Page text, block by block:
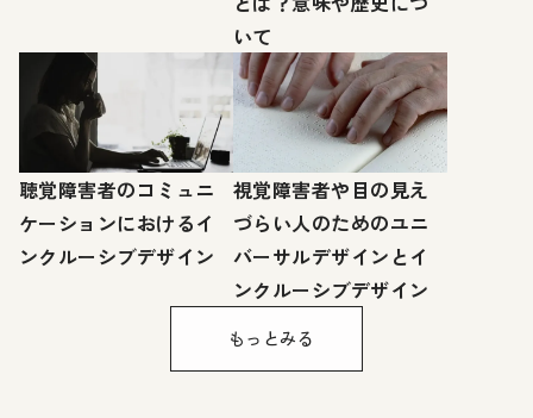
いて
聴覚障害者のコミュニ
ケーションにおけるイ
ンクルーシブデザイン
視覚障害者や目の見え
づらい人のためのユニ
バーサルデザインとイ
ンクルーシブデザイン
もっとみる